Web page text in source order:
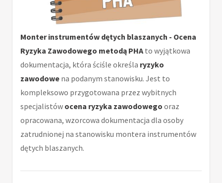
Monter instrumentów dętych blaszanych - Ocena
Ryzyka Zawodowego metodą PHA to wyjątkowa
dokumentacja, która ściśle określa ryzyko
zawodowe na podanym stanowisku. Jest to
kompleksowo przygotowana przez wybitnych
specjalistów ocena ryzyka zawodowego oraz
opracowana, wzorcowa dokumentacja dla osoby
zatrudnionej na stanowisku montera instrumentów
dętych blaszanych.